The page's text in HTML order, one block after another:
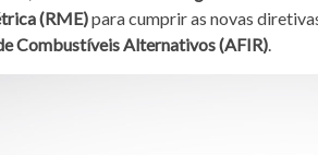
(RME)para cumprir as novas
Combustíveis Alternativos (AFIR).